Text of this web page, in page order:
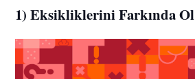
1) Eksikliklerini Farkında Ol